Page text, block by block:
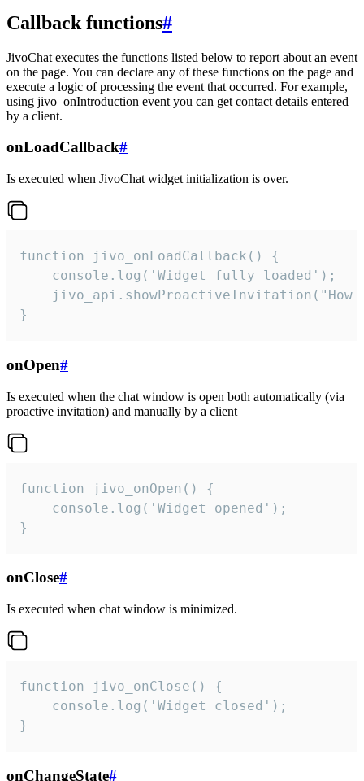
Callback functions#
JivoChat executes the functions listed below to report about an event
on the page. You can declare any of these functions on the page and
execute a logic of processing the event that occurred. For example,
using jivo_onIntroduction event you can get contact details entered
by a client.
onLoadCallback#
Is executed when JivoChat widget initialization is over.
function jivo_onLoadCallback() {
    console.log('Widget fully loaded');
jivo_api.showProactiveInvitation("How
}
onOpen#
Is executed when the chat window is open both automatically (via
proactive invitation) and manually by a client
function jivo_onOpen() {
    console.log('Widget opened');
}
onClose#
Is executed when chat window is minimized.
function jivo_onClose() {
    console.log('Widget closed');
}
onChangeState#